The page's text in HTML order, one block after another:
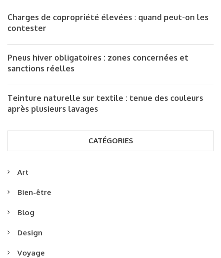
Charges de copropriété élevées : quand peut-on les
contester
Pneus hiver obligatoires : zones concernées et
sanctions réelles
Teinture naturelle sur textile : tenue des couleurs
après plusieurs lavages
CATÉGORIES
Art
Bien-être
Blog
Design
Voyage